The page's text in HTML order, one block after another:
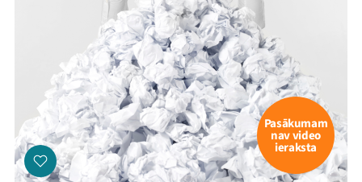
Pasākumam
nav video
ieraksta